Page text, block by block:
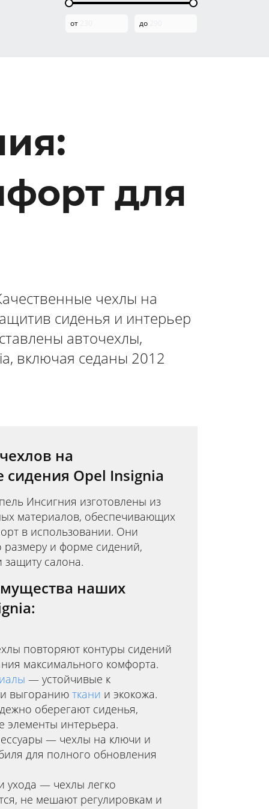
от до
для
чехлы на
сиденья и интерьер
авточехлы,
включая седаны 2012
на
Opel Insignia
Инсигния изготовлены из
материалов, обеспечивающих
в использовании. Они
размеру и форме сидений,
защиту салона.
наших
повторяют контуры сидений
максимального комфорта.
— устойчивые к
и выгоранию ткани и экокожа.
оберегают сиденья,
элементы интерьера.
— чехлы на ключи и
для полного обновления
ухода — чехлы легко
не мешают регулировкам и